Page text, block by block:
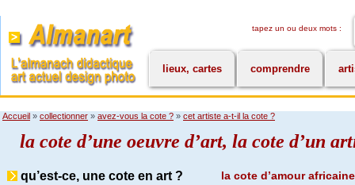
tapez un ou deux mots :
lieux, cartes comprendre
Accueil » collectionner » avez-vous la cote ? » cet artiste a-t-il la cote ?
la cote d’une oeuvre d’art, la cote d’un
qu’est-ce, une cote en art ?
la cote d’amour